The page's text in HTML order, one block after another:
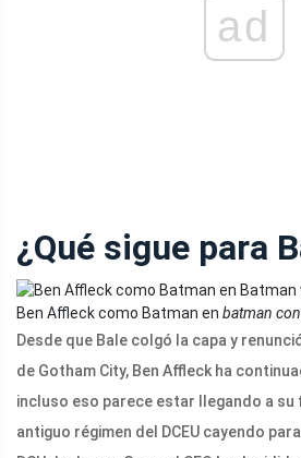
ad
¿Qué sigue para
Ben Affleck como Batman en batman
Desde que Bale colgó la capa y
de Gotham City, Ben Affleck ha
incluso eso parece estar llegando a su
antiguo régimen del DCEU cayendo